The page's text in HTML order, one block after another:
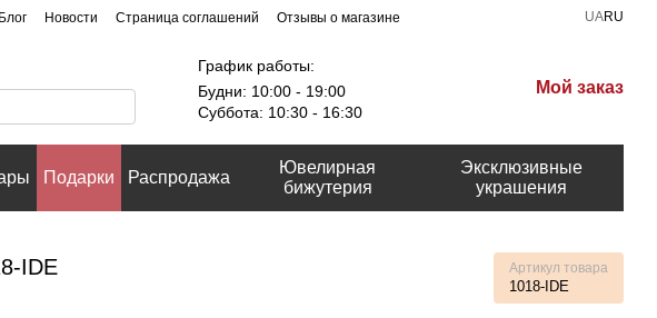
Блог Новости Страница соглашений Отзывы о магазине UARU
График работы:
Будни: 10:00 - 19:00
Суббота: 10:30 - 16:30
Мой заказ
Подарки Распродажа
Ювелирная
бижутерия
Эксклюзивные
украшения
IDE Артикул товара
1018-IDE